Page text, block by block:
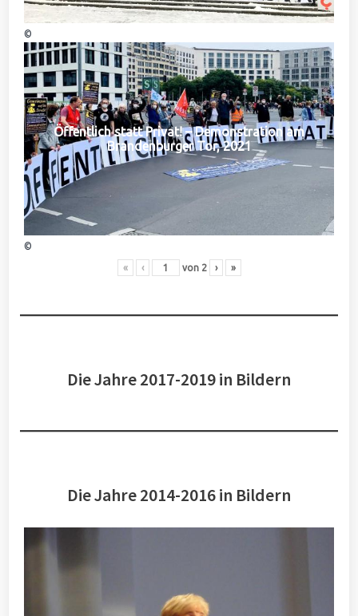
©
Öffentlich statt Privat! – Demonstration am
Brandenburger Tor, 2021
©
« ‹ von 2 › »
Die Jahre 2017-2019 in Bildern
Die Jahre 2014-2016 in Bildern